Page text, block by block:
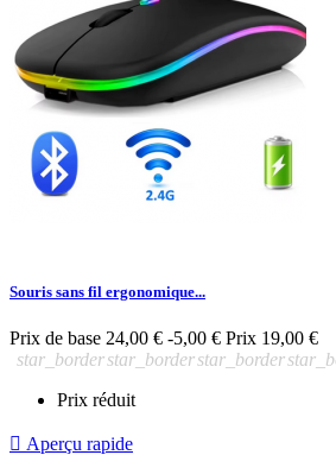
Souris sans fil ergonomique...
Prix de base 24,00 € -5,00 € Prix 19,00 €
star_borderstar_borderstar_border
Prix réduit
 Aperçu rapide